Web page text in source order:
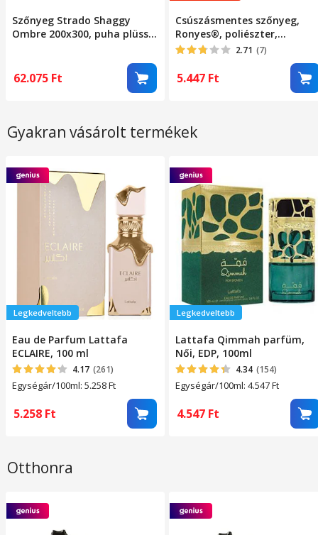
Szőnyeg Strado Shaggy
Ombre 200x300, puha plüss,
62.075 Ft
Csúszásmentes szőnyeg,
Ronyes®, poliészter,
mosható, 120x160 cm,
2.71 (7)
5.447 Ft
Gyakran vásárolt termékek
Legkedveltebb
Eau de Parfum Lattafa
ECLAIRE, 100 ml
4.17 (261)
Egységár/100ml: 5.258Ft
5.258 Ft
Legkedveltebb
Lattafa Qimmah parfüm,
Női, EDP, 100ml
4.34 (154)
Egységár/100ml: 4.547Ft
4.547 Ft
Otthonra